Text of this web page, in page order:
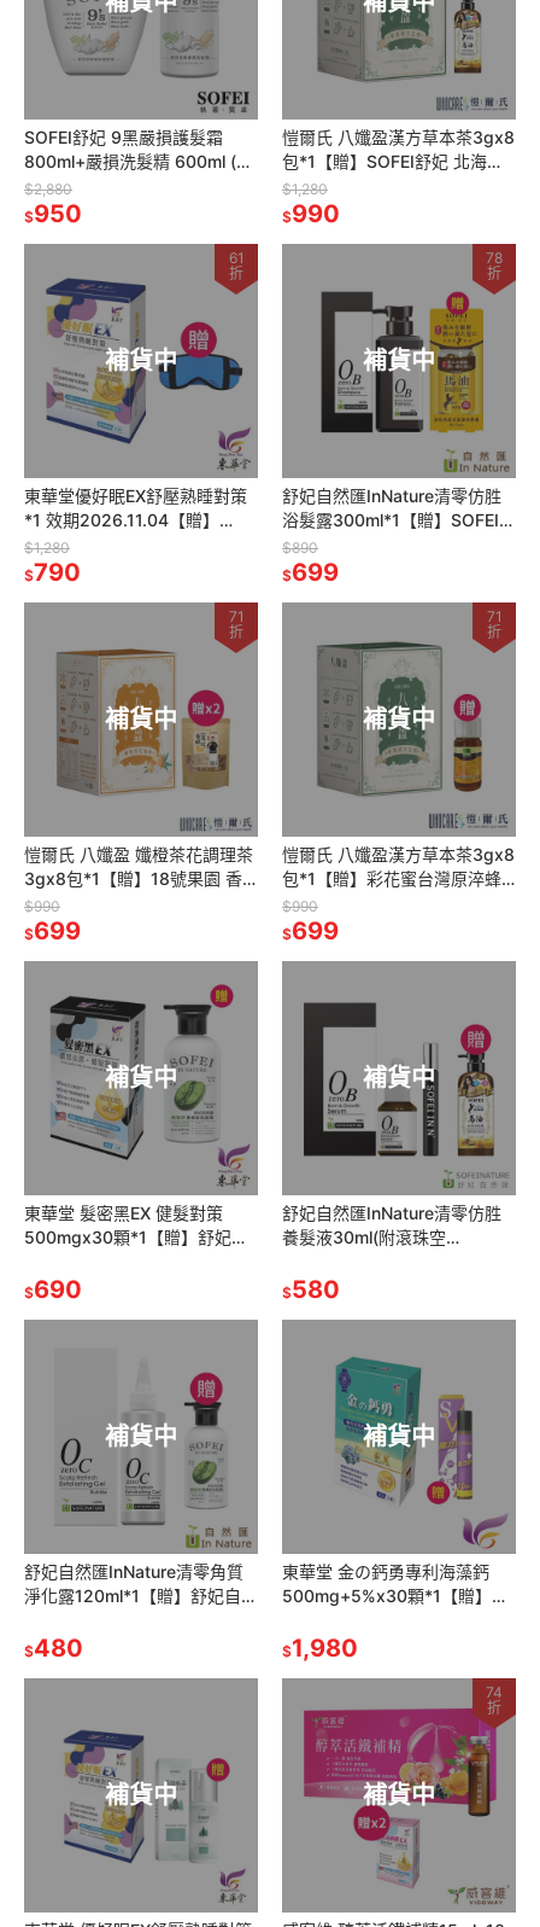
SOFEI舒妃 9黑嚴損護髮霜
800ml+嚴損洗髮精 600ml (各
3瓶)
$2,880
$950
愷爾氏 八孅盈漢方草本茶3gx8
包*1【贈】SOFEI舒妃 北海道
馬油白皙沐浴乳600ml*1
$1,280
$990
補貨中
61
折
東華堂優好眠EX舒壓熟睡對策
*1 效期2026.11.04【贈】
SPEED S. 石墨烯能量舒眠眼罩
藍色*1
$1,280
$790
補貨中
78
折
舒妃自然匯InNature清零仿胜
浴髮露300ml*1【贈】SOFEI舒
妃 馬油柔護調理膠囊28顆/盒
*1
$890
$699
補貨中
71
折
愷爾氏 八孅盈 孅橙茶花調理茶
3gx8包*1【贈】18號果園 香
酥香蕉脆片120g*2
$990
$699
補貨中
71
折
愷爾氏 八孅盈漢方草本茶3gx8
包*1【贈】彩花蜜台灣原淬蜂
蜜700g*1
$990
$699
補貨中
東華堂 髮密黑EX 健髮對策
500mgx30顆*1【贈】舒妃自
300ml*1
$690
補貨中
舒妃自然匯InNature清零仿胜
養髮液30ml(附滾珠空
馬油白皙沐浴乳600ml*1
$580
補貨中
舒妃自然匯InNature清零角質
淨化露120ml*1【贈】舒妃自然
300ml*1
$480
補貨中
東華堂 金の鈣勇專利海藻鈣
500mg+5%x30顆*1【贈】
$1,980
補貨中 補貨中
74
折